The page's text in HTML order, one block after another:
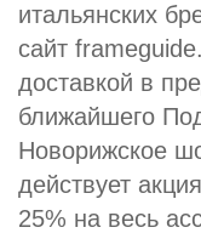
итальянских
сайт
доставкой в
ближайшего
Новорижское
действует
25% на весь